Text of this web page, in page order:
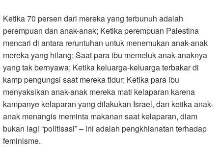
Ketika 70 persen dari mereka yang terbunuh adalah
perempuan dan anak-anak; Ketika perempuan Palestina
mencari di antara reruntuhan untuk menemukan anak-anak
mereka yang hilang; Saat para ibu memeluk anak-anaknya
yang tak bernyawa; Ketika keluarga-keluarga terbakar di
kamp pengungsi saat mereka tidur; Ketika para ibu
menyaksikan anak-anak mereka mati kelaparan karena
kampanye kelaparan yang dilakukan Israel, dan ketika anak-
anak menangis meminta makanan saat kelaparan, diam
bukan lagi “politisasi” – ini adalah pengkhianatan terhadap
feminisme.